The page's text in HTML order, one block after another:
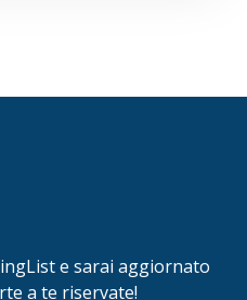
ISO — 68 100 220 —
ºC, ASTM D
d’infiammabilità,
255 260 280Densità
0.82 0.83 0.84 0.85
e sarai aggiornato
a te riservate!